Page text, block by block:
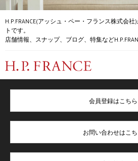
H.P.FRANCE(アッシュ・ペー・フランス株式会
トです。
店舗情報、スナップ、ブログ、特集など
会員登録はこちら
お問い合わせはこち